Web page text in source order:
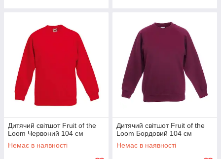
Дитячий світшот Fruit of the
Loom Червоний 104 см
Немає в наявності
Дитячий світшот Fruit of the
Loom Бордовий 104 см
Немає в наявності